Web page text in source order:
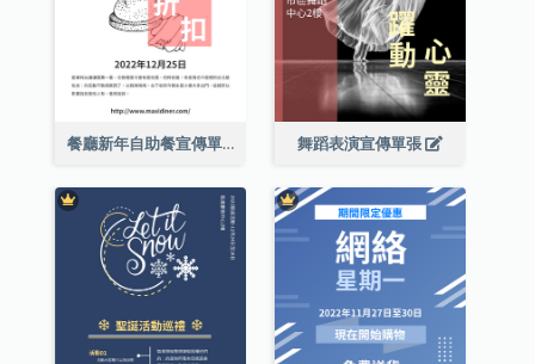
餐廳新年自助餐宣傳單張 舞蹈表演宣傳單張